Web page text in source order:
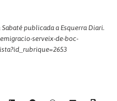
publicada a Esquerra Diari.
serveix-de-boc-